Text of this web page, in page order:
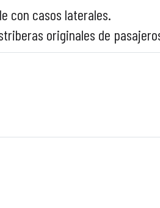
con casos laterales.
originales de